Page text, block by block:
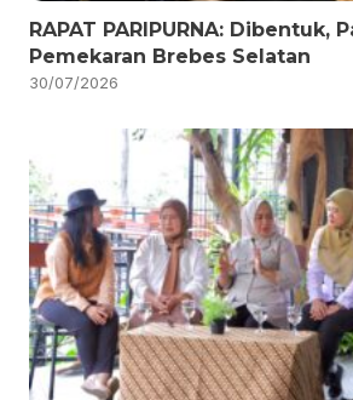
RAPAT PARIPURNA: Dibentuk,
Pemekaran Brebes Selatan
30/07/2026